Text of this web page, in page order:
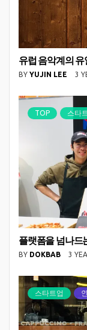
유럽 음악계의
BY YUJIN LEE 3
TOP 스타
플랫폼을 넘나드
BY DOKBAB 3
스타트업